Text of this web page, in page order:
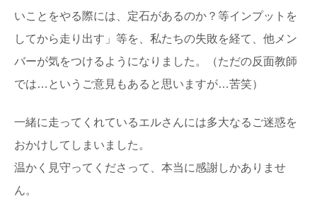
いことをやる際には、定石があるのか？等インプットを
してから走り出す」等を、私たちの失敗を経て、他メン
バーが気をつけるようになりました。（ただの反面教師
では…というご意見もあると思いますが…苦笑）
一緒に走ってくれているエルさんには多大なるご迷惑を
おかけしてしまいました。
温かく見守ってくださって、本当に感謝しかありませ
ん。